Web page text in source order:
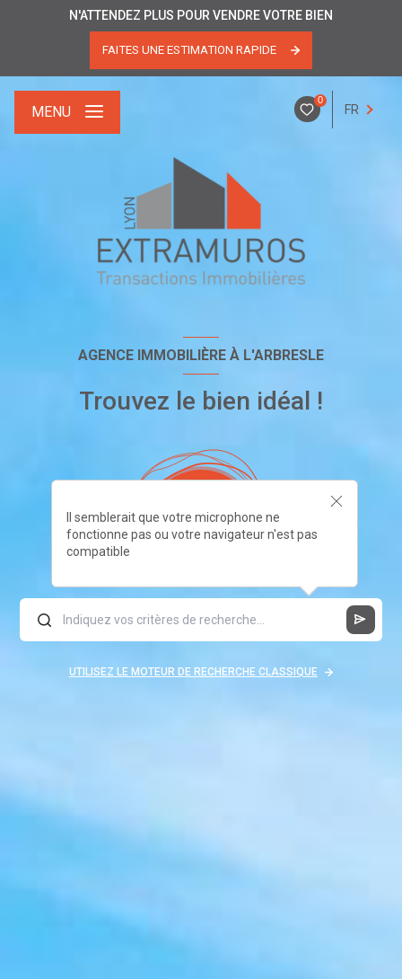
N'ATTENDEZ PLUS POUR VENDRE VOTRE BIEN
FAITES UNE ESTIMATION RAPIDE
0
FR
MENU
AGENCE IMMOBILIÈRE À L'ARBRESLE
Trouvez le bien idéal !
Il semblerait que votre microphone ne
fonctionne pas ou votre navigateur n'est pas
compatible
UTILISEZ LE MOTEUR DE RECHERCHE CLASSIQUE